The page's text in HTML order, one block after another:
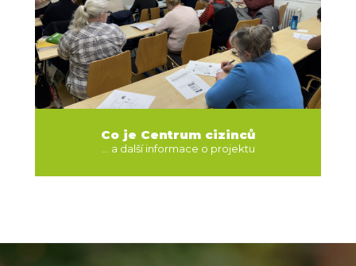
Co je Centrum cizinců
... a další informace o projektu